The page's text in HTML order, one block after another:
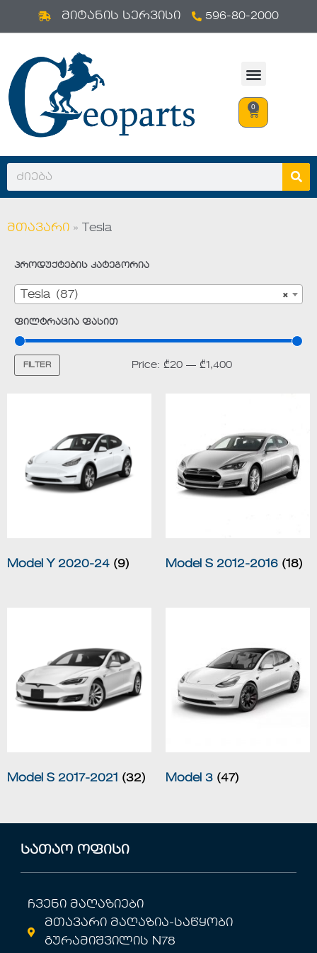
to
მიტანის სერვისი 596-80-2000
0
მთავარი » Tesla
პროდუქტების კატეგორია
×
Tesla (87)
ფილტრაცია ფასით
FILTER Price: ₾20— ₾1,400
Model Y 2020-24 (9) Model S 2012-2016 (18)
Model S 2017-2021 (32) Model 3 (47)
სათაო ოფისი
ჩვენი მაღაზიები
მთავარი მაღაზია-საწყობი
გურამიშვილის N78